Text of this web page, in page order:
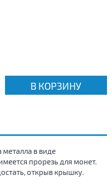
В КОРЗИНУ
в виде
прорезь для монет.
открыв крышку.